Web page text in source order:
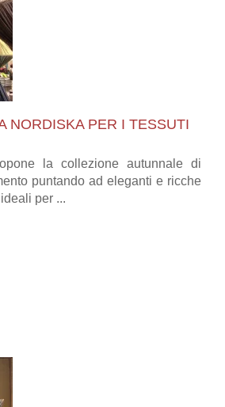
NORDISKA PER I TESSUTI
la collezione autunnale di
puntando ad eleganti e ricche
per ...